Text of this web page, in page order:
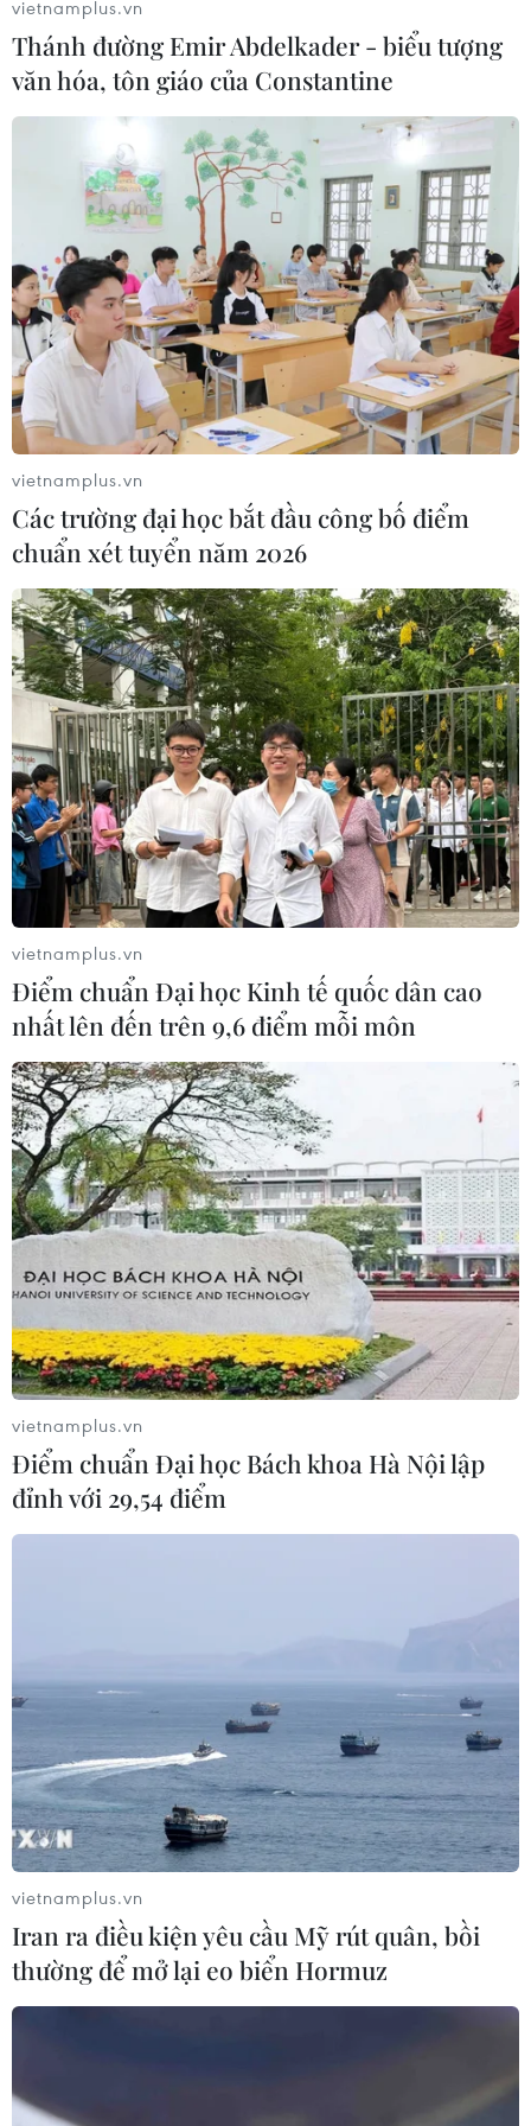
Điểm chuẩn trúng tuyển lớp 6 Trường
THPT chuyên Hà Nội-Amsterdam
01/07/2023 06:09
Thông tin từ Sở Giáo dục và Đào tạo Hà Nội cho biết
điểm chuẩn trúng tuyển lớp 6 của trường này năm nay
là 20,85 điểm, với thời gian nhận hồ sơ trúng tuyển bắt
đầu từ ngày 3/7 đến ngày 9/7.
Tuyển sinh lớp 6 tại TP Hồ Chí Minh:
Thêm nhiều trường tổ chức thi tuyển
28/02/2024 08:43
Năm học 2024-2025, nhiều địa phương tại Thành phố
Hồ Chí Minh đã lên kế hoạch tuyển sinh vào lớp 6 bằng
bài khảo sát đánh giá năng lực.
vietnamplus.vn
Thánh đường Emir Abdelkader - biểu tượng
văn hóa, tôn giáo của Constantine
vietnamplus.vn
Các trường đại học bắt đầu công bố điểm
chuẩn xét tuyển năm 2026
vietnamplus.vn
Điểm chuẩn Đại học Kinh tế quốc dân cao
nhất lên đến trên 9,6 điểm mỗi môn
vietnamplus.vn
Điểm chuẩn Đại học Bách khoa Hà Nội lập
đỉnh với 29,54 điểm
vietnamplus.vn
Iran ra điều kiện yêu cầu Mỹ rút quân, bồi
thường để mở lại eo biển Hormuz